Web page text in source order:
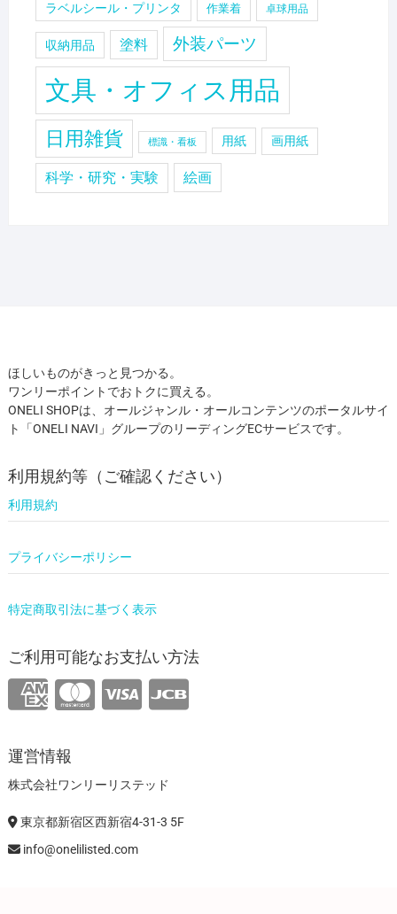
ラベルシール・プリンタ 作業着 卓球用品
収納用品 塗料 外装パーツ
文具・オフィス用品
日用雑貨 標識・看板 用紙 画用紙
科学・研究・実験 絵画
ほしいものがきっと見つかる。
ワンリーポイントでおトクに買える。
ONELI SHOPは、オールジャンル・オールコンテンツのポータルサイ
ト「ONELI NAVI」グループのリーディングECサービスです。
利用規約等（ご確認ください）
利用規約
プライバシーポリシー
特定商取引法に基づく表示
ご利用可能なお支払い方法
運営情報
株式会社ワンリーリステッド
東京都新宿区西新宿4-31-3 5F
info@onelilisted.com